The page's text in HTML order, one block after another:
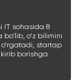
IT sohasida 8
o‘z bilimini
startap
borishga